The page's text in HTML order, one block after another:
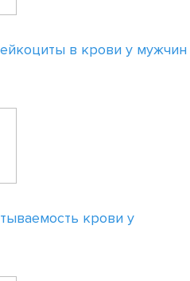
в крови у мужчин
крови у